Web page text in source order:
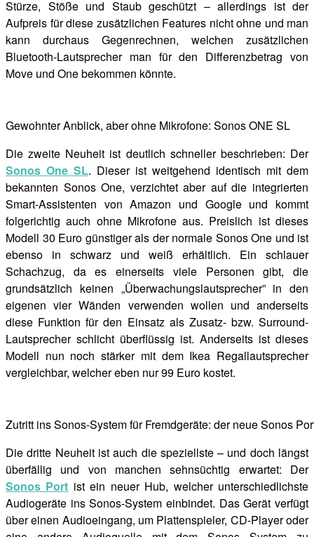
Stürze, Stöße und Staub geschützt – allerdings ist der
Aufpreis für diese zusätzlichen Features nicht ohne und man
kann durchaus Gegenrechnen, welchen zusätzlichen
Bluetooth-Lautsprecher man für den Differenzbetrag von
Move und One bekommen könnte.
Gewohnter Anblick, aber ohne Mikrofone: Sonos ONE SL
Die zweite Neuheit ist deutlich schneller beschrieben: Der
Sonos One SL. Dieser ist weitgehend identisch mit dem
bekannten Sonos One, verzichtet aber auf die integrierten
Smart-Assistenten von Amazon und Google und kommt
folgerichtig auch ohne Mikrofone aus. Preislich ist dieses
Modell 30 Euro günstiger als der normale Sonos One und ist
ebenso in schwarz und weiß erhältlich. Ein schlauer
Schachzug, da es einerseits viele Personen gibt, die
grundsätzlich keinen „Überwachungslautsprecher” in den
eigenen vier Wänden verwenden wollen und anderseits
diese Funktion für den Einsatz als Zusatz- bzw. Surround-
Lautsprecher schlicht überflüssig ist. Anderseits ist dieses
Modell nun noch stärker mit dem Ikea Regallautsprecher
vergleichbar, welcher eben nur 99 Euro kostet.
Zutritt ins Sonos-System für Fremdgeräte: der neue Sonos
Die dritte Neuheit ist auch die speziellste – und doch längst
überfällig und von manchen sehnsüchtig erwartet: Der
Sonos Port ist ein neuer Hub, welcher unterschiedlichste
Audiogeräte ins Sonos-System einbindet. Das Gerät verfügt
über einen Audioeingang, um Plattenspieler, CD-Player oder